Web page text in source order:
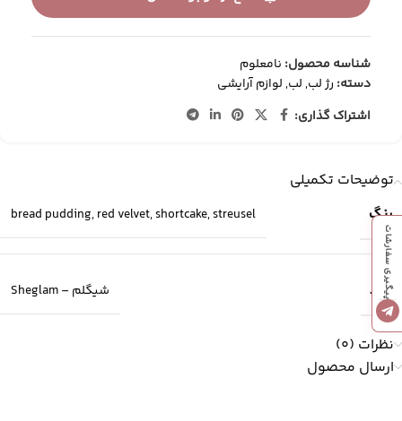
شناسه محصول: نامعلوم
دسته: رژ لب,لب,لوازم آرایشی
اشتراک گذاری:
توضیحات تکمیلی
رنگ
bread pudding,red velvet,shortcake,streusel
برند شیگلم – Sheglam
نظرات (0)
ارسال محصول
پیگیری سفارشات